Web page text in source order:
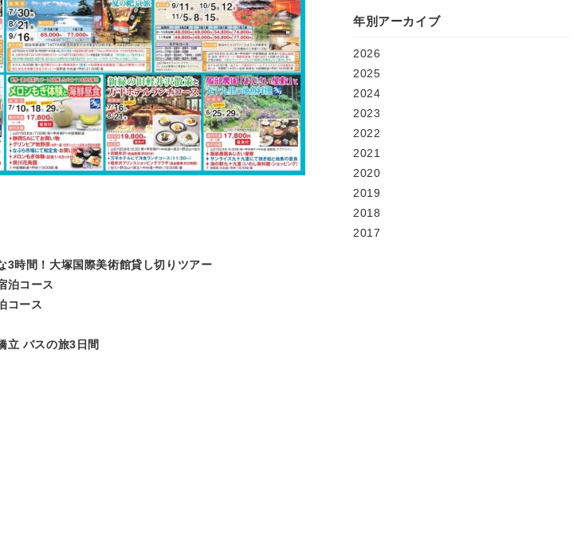
時間！大塚国際美術館貸し切りツアー
泊コース
コース
立 バスの旅3日間
年別アーカイブ
2026
2025
2024
2023
2022
2021
2020
2019
2018
2017